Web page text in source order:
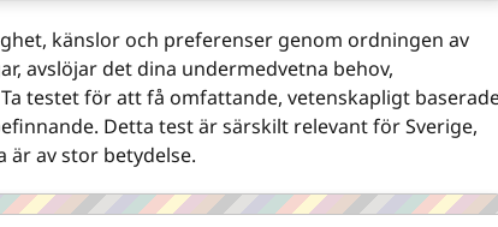
känslor och preferenser genom ordningen av
avslöjar det dina undermedvetna behov,
testet för att få omfattande, vetenskapligt
Detta test är särskilt relevant för Sverige,
av stor betydelse.